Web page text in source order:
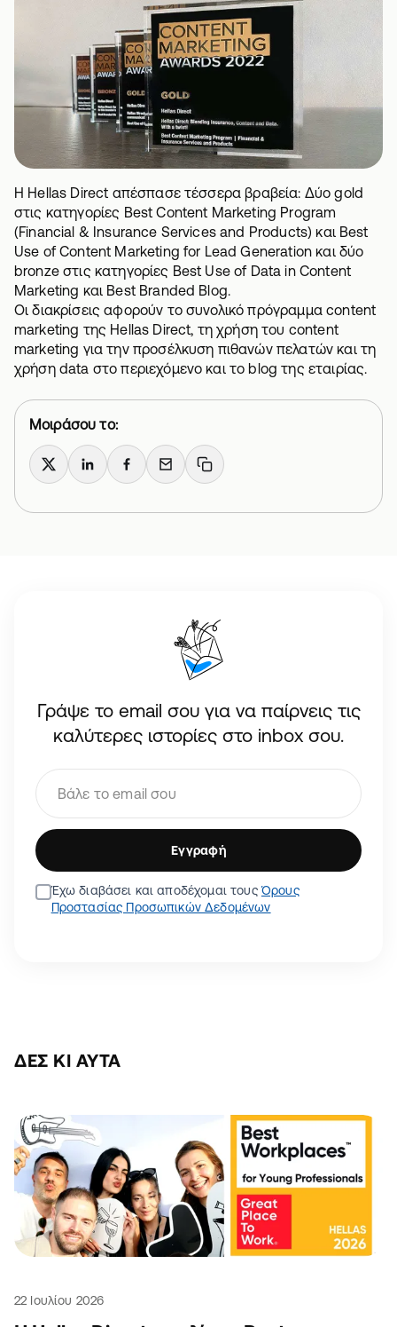
Η Hellas Direct απέσπασε τέσσερα βραβεία: Δύο gold
στις κατηγορίες Best Content Marketing Program
(Financial & Insurance Services and Products) και Best
Use of Content Marketing for Lead Generation και δύο
bronze στις κατηγορίες Best Use of Data in Content
Marketing και Best Branded Blog.
Οι διακρίσεις αφορούν το συνολικό πρόγραμμα content
marketing της Hellas Direct, τη χρήση του content
marketing για την προσέλκυση πιθανών πελατών και τη
χρήση data στο περιεχόμενο και τοblog της εταιρίας.
Μοιράσου το:
X LinkedInFacebook
Email Copy link
Γράψε το email σου για να παίρνεις τις
καλύτερες ιστορίες στο inbox σου.
Εγγραφή
Έχω διαβάσει και αποδέχομαι τουςΌρους
Προστασίας Προσωπικών Δεδομένων
ΔΕΣ ΚΙ ΑΥΤΆ
22 Ιουλίου 2026